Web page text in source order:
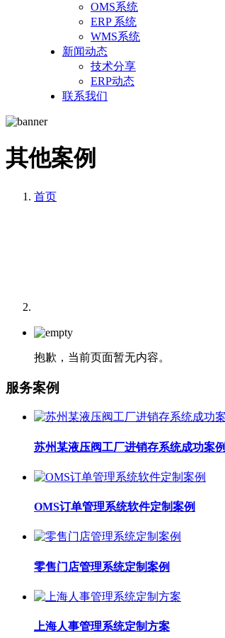
OMS系统
ERP 系统
WMS系统
新闻动态
技术分享
ERP动态
联系我们
其他案例
首页
抱歉，当前页面暂无内容。
服务案例
苏州某液压阀工厂进销存系统成功案例
OMS订单管理系统软件定制案例
零售门店管理系统定制案例
上海人事管理系统定制方案